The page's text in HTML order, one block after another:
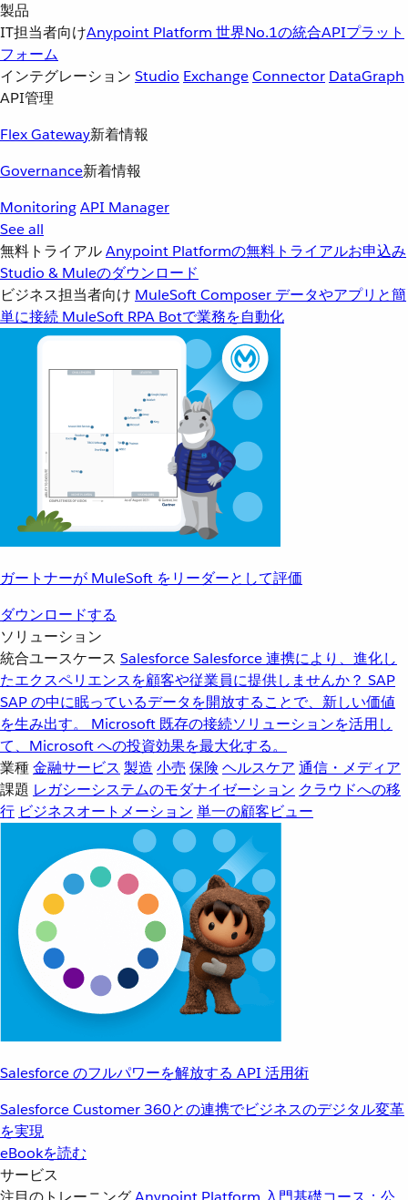
製品
IT担当者向けAnypoint Platform 世界No.1の統合APIプラット
フォーム
インテグレーション Studio ExchangeConnector DataGraph
API管理
Flex Gateway新着情報
Governance新着情報
MonitoringAPI Manager
See all
無料トライアルAnypoint Platformの無料トライアルお申込み
Studio & Muleのダウンロード
ビジネス担当者向け MuleSoft Composer データやアプリと簡
単に接続 MuleSoft RPA Botで業務を自動化
ガートナーが MuleSoft をリーダーとして評価
ダウンロードする
ソリューション
統合ユースケース SalesforceSalesforce 連携により、進化し
たエクスペリエンスを顧客や従業員に提供しませんか？ SAP
SAP の中に眠っているデータを開放することで、新しい価値
を生み出す。
Microsoft 既存の接続ソリューションを活用し
て、Microsoft への投資効果を最大化する。
業種金融サービス 製造 小売 保険 ヘルスケア 通信・メディア
課題 レガシーシステムのモダナイゼーション クラウドへの移
行 ビジネスオートメーション 単一の顧客ビュー
Salesforce のフルパワーを解放する API 活用術
Salesforce Customer 360との連携でビジネスのデジタル変革
を実現
eBookを読む
サービス